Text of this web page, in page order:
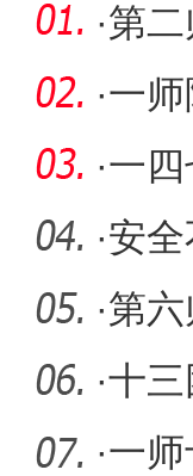
·第
·一
足球
·一四
·安
民检
·第
传活
·十
毯”
·一